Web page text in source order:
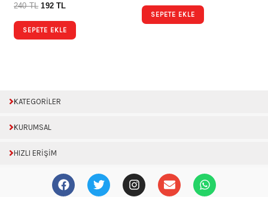
240TL 192TL
SEPETE EKLE
SEPETE EKLE
KATEGORİLER
KURUMSAL
HIZLI ERİŞİM
F
a
T
w
I
n
E
n
W
h